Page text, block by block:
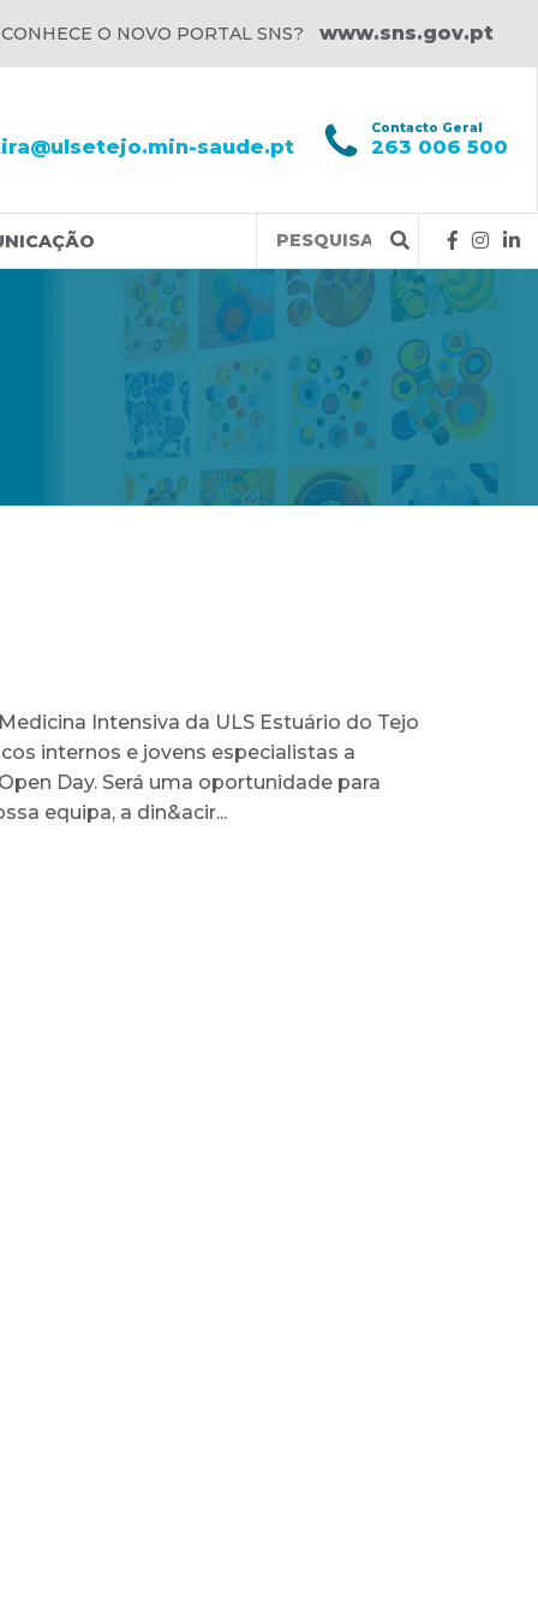
O NOVO PORTAL SNS? www.sns.gov.pt
saude.pt
Contacto Geral
263 006 500
Query
Intensiva da ULS Estuário do Tejo
internos e jovens especialistas a
Day. Será uma oportunidade para
equipa, a din&acir...